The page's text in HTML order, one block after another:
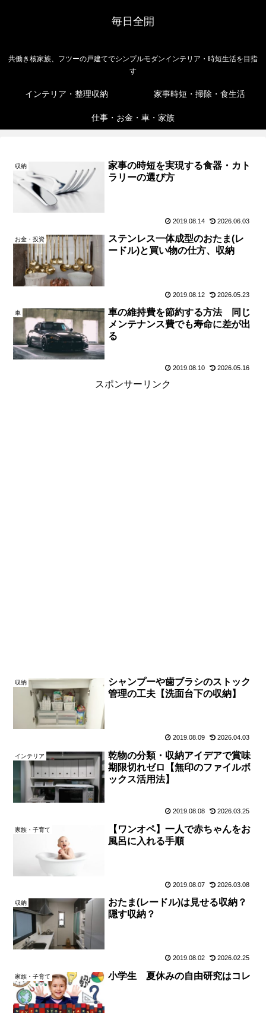
毎日全開
共働き核家族、フツーの戸建てでシンプルモダンインテリア・時短生活を目指
す
インテリア・整理収納 家事時短・掃除・食生活
仕事・お金・車・家族
収納
家事の時短を実現する食器・カト
ラリーの選び方
2019.08.14 2026.06.03
お金・投資
ステンレス一体成型のおたま(レ
ードル)と買い物の仕方、収納
2019.08.12 2026.05.23
車
車の維持費を節約する方法 同じ
メンテナンス費でも寿命に差が出
る
2019.08.10 2026.05.16
スポンサーリンク
収納
シャンプーや歯ブラシのストック
管理の工夫【洗面台下の収納】
2019.08.09 2026.04.03
インテリア
乾物の分類・収納アイデアで賞味
期限切れゼロ【無印のファイルボ
ックス活用法】
2019.08.08 2026.03.25
家族・子育て
【ワンオペ】一人で赤ちゃんをお
風呂に入れる手順
2019.08.07 2026.03.08
収納
おたま(レードル)は見せる収納？
隠す収納？
2019.08.02 2026.02.25
家族・子育て 小学生 夏休みの自由研究はコレ